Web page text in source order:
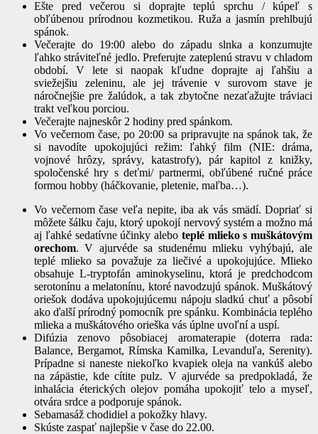
Ešte pred večerou si doprajte teplú sprchu / kúpeľ s
obľúbenou prírodnou kozmetikou. Ruža a jasmín prehlbujú
spánok.
Večerajte do 19:00 alebo do západu slnka a konzumujte
ľahko stráviteľné jedlo. Preferujte zateplenú stravu v chladom
období. V lete si naopak kľudne doprajte aj ľahšiu a
sviežejšiu zeleninu, ale jej trávenie v surovom stave je
náročnejšie pre žalúdok, a tak zbytočne nezaťažujte tráviaci
trakt veľkou porciou.
Večerajte najneskôr 2 hodiny pred spánkom.
Vo večernom čase, po 20:00 sa pripravujte na spánok tak, že
si navodíte upokojujúci režim: ľahký film (NIE: dráma,
vojnové hrôzy, správy, katastrofy), pár kapitol z knižky,
spoločenské hry s deťmi/ partnermi, obľúbené ručné práce
formou hobby (háčkovanie, pletenie, maľba…).
Vo večernom čase veľa nepite, iba ak vás smädí. Dopriať si
môžete šálku čaju, ktorý upokojí nervový systém a možno má
aj ľahké sedatívne účinky alebo teplé mlieko s muškátovým
orechom. V ajurvéde sa studenému mlieku vyhýbajú, ale
teplé mlieko sa považuje za liečivé a upokojujúce. Mlieko
obsahuje L-tryptofán aminokyselinu, ktorá je predchodcom
serotonínu a melatonínu, ktoré navodzujú spánok. Muškátový
oriešok dodáva upokojujúcemu nápoju sladkú chuť a pôsobí
ako ďalší prírodný pomocník pre spánku. Kombinácia teplého
mlieka a muškátového orieška vás úplne uvoľní a uspí.
Difúzia zenovo pôsobiacej aromaterapie (doterra rada:
Balance, Bergamot, Rímska Kamilka, Levanduľa, Serenity).
Prípadne si naneste niekoľko kvapiek oleja na vankúš alebo
na zápästie, kde cítite pulz. V ajurvéde sa predpokladá, že
inhalácia éterických olejov pomáha upokojiť telo a myseľ,
otvára srdce a podporuje spánok.
Sebamasáž chodidiel a pokožky hlavy.
Skúste zaspať najlepšie v čase do 22.00.